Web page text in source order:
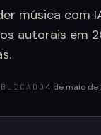
música com
autorais em
4 de maio de